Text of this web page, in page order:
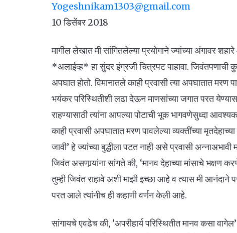
Yogeshnikam1303@gmail.com
10 डिसेंबर 2018
मागील लेखात मी सांगितलेल्या प्रयोगाने ज्यांच्या अंगावर
*अलाईव्ह* हा सुंदर इंग्रजी चित्रपट पाहावा. जिवंतपणाची
अपघात होतो. विमानातले काही प्रवासी त्या अपघातात मरण
भयंकर परिस्थितीशी लढा देऊन माणसांच्या जगात परत
राहण्यासाठी त्यांना आपल्या पोटाची भूक भागवणेसुध्दा
काही प्रवासी अपघातात मरण पावलेल्या व्यक्तींच्या
जावी’ हे ज्यांच्या बुद्धीला पटत नाही असे प्रवासी
जिवंत असणार्‍यांना सांगते की, ‘मानव देहाच्या मांसाचे भक्षण
तुम्ही जिवंत राहावे अशी माझी इच्छा आहे व त्यास मी आनंदाने
परत आले त्यांनीच ही कहाणी वर्णन केली आहे.
सांगायचे एवढेच की, ‘अपरीहार्य परिस्थितीत मानव कसा